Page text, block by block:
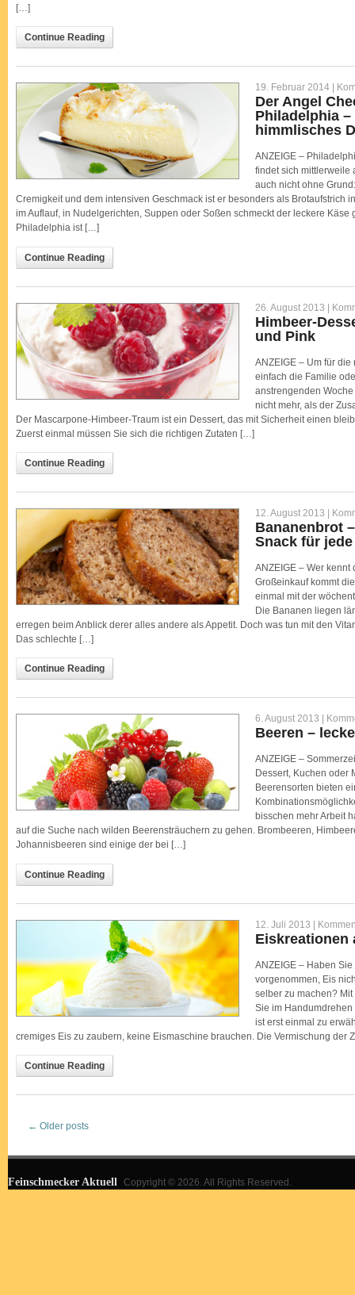
[…]
Continue Reading
19. Februar 2014 |
Der Angel
Philadelphia
himmlisches
ANZEIGE –
findet sich mittlerweile
auch nicht ohne
Cremigkeit und dem intensiven Geschmack ist er besonders als Brotaufstrich
im Auflauf, in Nudelgerichten, Suppen oder Soßen schmeckt der leckere Käse
Philadelphia ist […]
Continue Reading
26. August 2013 |
Himbeer-
und Pink
ANZEIGE – Um für
einfach die Familie
anstrengenden
nicht mehr, als der
Der Mascarpone-Himbeer-Traum ist ein Dessert, das mit Sicherheit einen
Zuerst einmal müssen Sie sich die richtigen Zutaten […]
Continue Reading
12. August 2013 |
Bananenbrot
Snack für
ANZEIGE – Wer
Großeinkauf kommt
einmal mit der
Die Bananen liegen
erregen beim Anblick derer alles andere als Appetit. Doch was tun mit den
Das schlechte […]
Continue Reading
6. August 2013 |
Beeren –
ANZEIGE –
Dessert, Kuchen oder
Beerensorten bieten
bisschen mehr Arbeit
auf die Suche nach wilden Beerensträuchern zu gehen. Brombeeren,
Johannisbeeren sind einige der bei […]
Continue Reading
12. Juli 2013 |
Eiskreationen
ANZEIGE – Haben
vorgenommen, Eis
selber zu machen?
Sie im
ist erst einmal zu
cremiges Eis zu zaubern, keine Eismaschine brauchen. Die Vermischung der
Continue Reading
← Older posts
Feinschmecker Aktuell Copyright © 2026. All Rights Reserved.